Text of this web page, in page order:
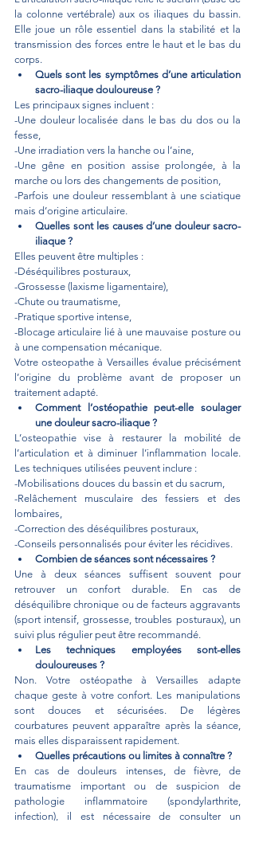
la colonne vertébrale) aux os iliaques du bassin.
Elle joue un rôle essentiel dans la stabilité et la
transmission des forces entre le haut et le bas du
corps.
Quels sont les symptômes d’une articulation
sacro-iliaque douloureuse ?
Les principaux signes incluent :
-Une douleur localisée dans le bas du dos ou la
fesse,
-Une irradiation vers la hanche ou l’aine,
-Une gêne en position assise prolongée, à la
marche ou lors des changements de position,
-Parfois une douleur ressemblant à une sciatique
mais d’origine articulaire.
Quelles sont les causes d’une douleur sacro-
iliaque ?
Elles peuvent être multiples :
-Déséquilibres posturaux,
-Grossesse (laxisme ligamentaire),
-Chute ou traumatisme,
-Pratique sportive intense,
-Blocage articulaire lié à une mauvaise posture ou
à une compensation mécanique.
Votre osteopathe à Versailles évalue précisément
l’origine du problème avant de proposer un
traitement adapté.
Comment l’ostéopathie peut-elle soulager
une douleur sacro-iliaque ?
L’osteopathie vise à restaurer la mobilité de
l’articulation et à diminuer l’inflammation locale.
Les techniques utilisées peuvent inclure :
-Mobilisations douces du bassin et du sacrum,
-Relâchement musculaire des fessiers et des
lombaires,
-Correction des déséquilibres posturaux,
-Conseils personnalisés pour éviter les récidives.
Combien de séances sont nécessaires ?
Une à deux séances suffisent souvent pour
retrouver un confort durable. En cas de
déséquilibre chronique ou de facteurs aggravants
(sport intensif, grossesse, troubles posturaux), un
suivi plus régulier peut être recommandé.
Les techniques employées sont-elles
douloureuses ?
Non. Votre ostéopathe à Versailles adapte
chaque geste à votre confort. Les manipulations
sont douces et sécurisées. De légères
courbatures peuvent apparaître après la séance,
mais elles disparaissent rapidement.
Quelles précautions ou limites à connaître ?
En cas de douleurs intenses, de fièvre, de
traumatisme important ou de suspicion de
pathologie inflammatoire (spondylarthrite,
infection), il est nécessaire de consulter un